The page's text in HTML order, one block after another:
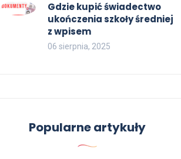
Gdzie kupić świadectwo
ukończenia szkoły średniej
z wpisem
06 sierpnia, 2025
Popularne artykuły